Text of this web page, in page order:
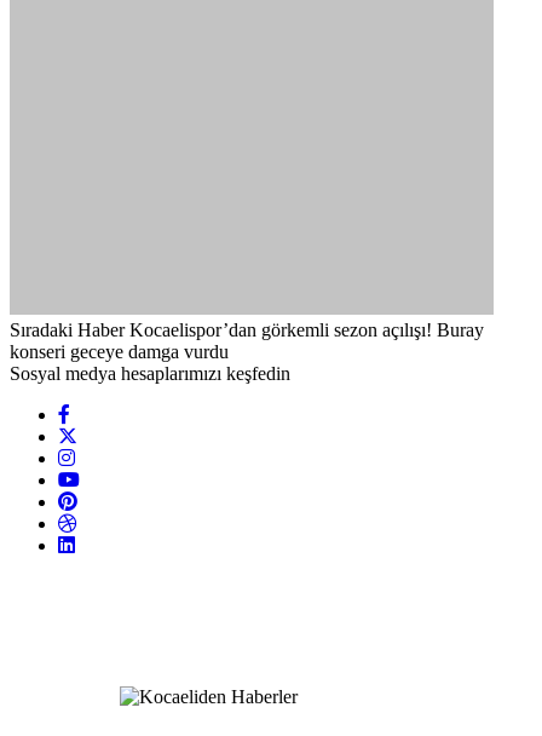
Sıradaki Haber Kocaelispor’dan görkemli sezon açılışı! Buray
konseri geceye damga vurdu
Sosyal medya hesaplarımızı keşfedin